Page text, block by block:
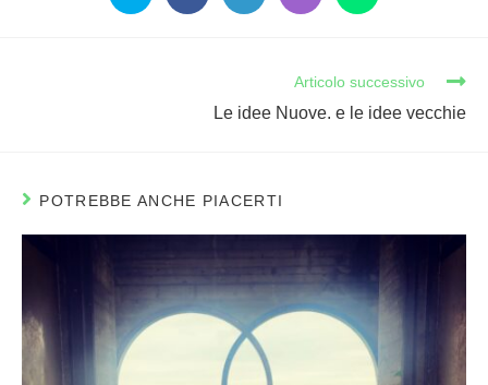
Articolo successivo
Le idee Nuove. e le idee vecchie
POTREBBE ANCHE PIACERTI